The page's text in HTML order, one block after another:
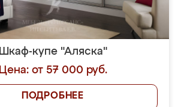
Шкаф-купе "Аляска"
Цена: от 57 000 руб.
ПОДРОБНЕЕ